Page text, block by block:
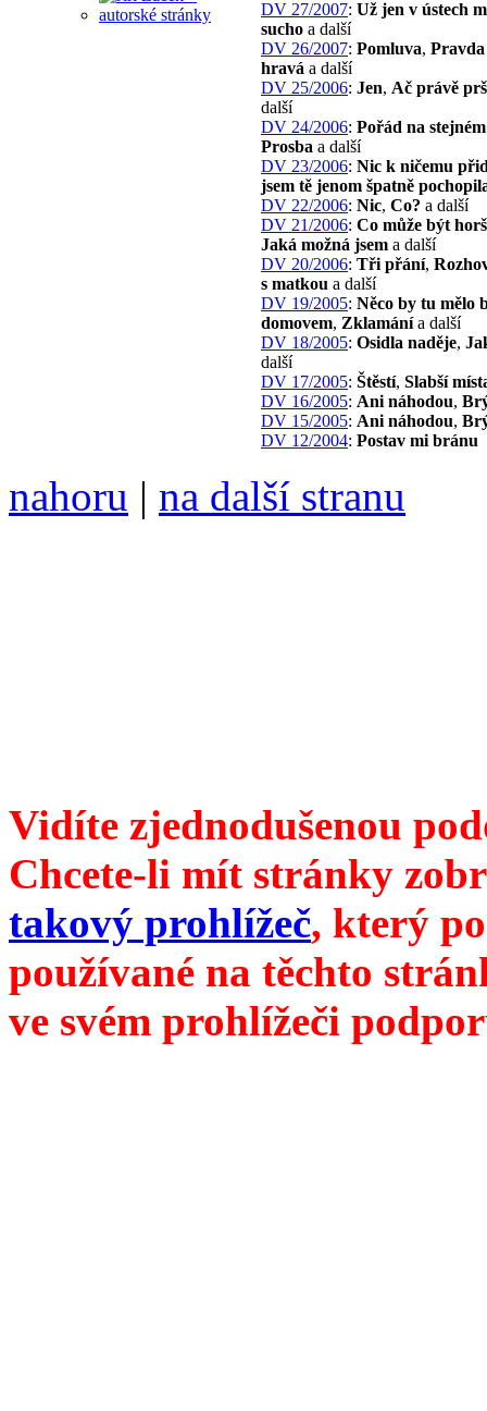
DV 27/2007: Už jen v ústech
sucho a další
DV 26/2007: Pomluva,
hravá a další
DV 25/2006: Jen, Ač právě
další
DV 24/2006: Pořád na
Prosba a další
DV 23/2006: Nic k ničemu
jsem tě jenom špatně
DV 22/2006: Nic, Co? a další
DV 21/2006: Co může být
Jaká možná jsem a další
DV 20/2006: Tři přání,
s matkou a další
DV 19/2005: Něco by tu mělo
domovem, Zklamánía další
DV 18/2005: Osidla naděje,
další
DV 17/2005: Štěstí, Slabší
DV 16/2005: Ani náhodou,
DV 15/2005: Ani náhodou,
DV 12/2004: Postav mi bránu
nahoru | na další stranu
Vidíte zjednodušenou
Chcete-li mít stránky
takový prohlížeč, který
používané na těchto
ve svém prohlížeči